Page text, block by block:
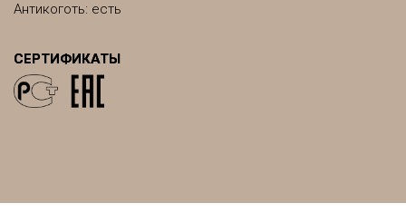
Антикоготь: есть
СЕРТИФИКАТЫ